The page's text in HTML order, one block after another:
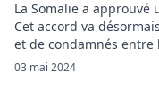
La Somalie a approuvé
Cet accord va
et de condamnés entre
de la justice, Hassan
03 mai 2024